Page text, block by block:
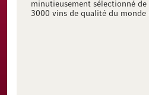
minutieusement sélectionné de
3000 vins de qualité du monde